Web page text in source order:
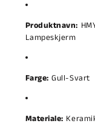
Produktnavn:
Lampeskjerm
Farge: Gull-Svart
Materiale: